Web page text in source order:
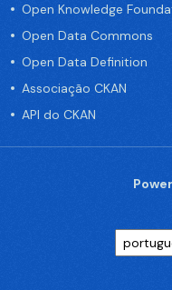
Open Knowledge
Open Data Commons
Open Data Definition
Associação CKAN
API do CKAN